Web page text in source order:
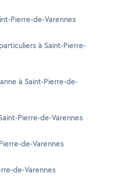
Pierre-de-Varennes
à Saint-Pierre-
à Saint-Pierre-de-
Pierre-de-Varennes
de-Varennes
de-Varennes